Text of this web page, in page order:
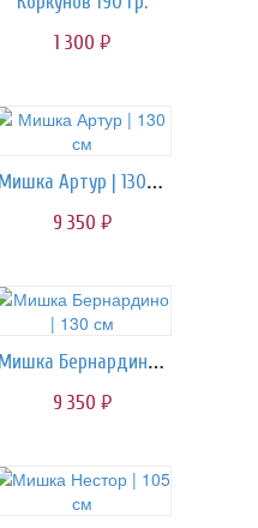
1 300 руб.
Мишка Артур | 130 см
9 350 руб.
Мишка Бернардино | 130 см
9 350 руб.